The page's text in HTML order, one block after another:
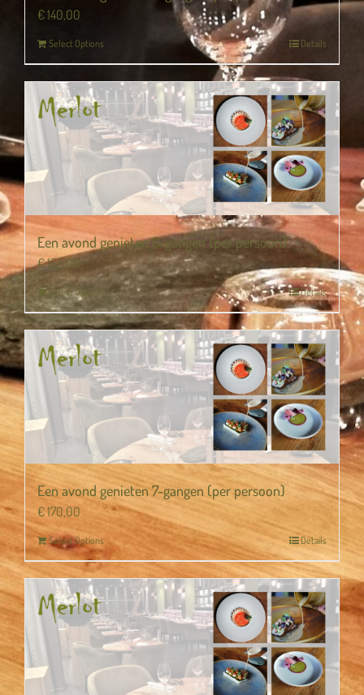
€140,00
Select Options Details
Een avond genieten 6-gangen (per persoon)
€155,00
Select Options Details
Een avond genieten 7-gangen (per persoon)
€170,00
Select Options Details